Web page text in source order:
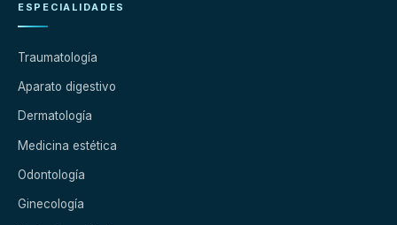
ESPECIALIDADES
Traumatología
Aparato digestivo
Dermatología
Medicina estética
Odontología
Ginecología